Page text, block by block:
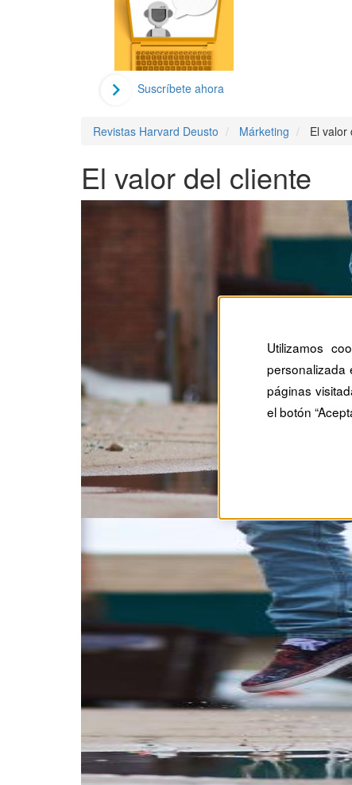
Suscríbete ahora
Revistas Harvard Deusto Márketing El valor
El valor del cliente
Utilizamos
personalizada
páginas
el botón